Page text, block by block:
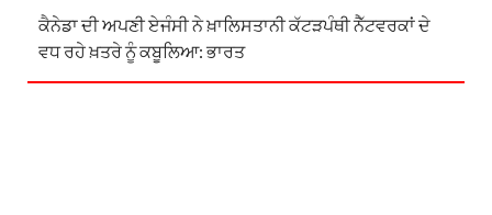
ਕੈਨੇਡਾ ਦੀ ਅਪਣੀ ਏਜੰਸੀ ਨੇ ਖ਼ਾਲਿਸਤਾਨੀ ਕੱਟੜਪੰਥੀ ਨੈੱਟਵਰਕਾਂ ਦੇ
ਵਧ ਰਹੇ ਖ਼ਤਰੇ ਨੂੰ ਕਬੂਲਿਆ: ਭਾਰਤ